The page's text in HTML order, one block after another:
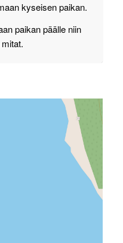
kyseisen paikan.
paikan päälle niin